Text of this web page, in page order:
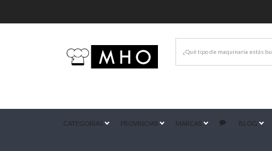
CATEGORÍAS PROVINCIAS MARCAS BLOG